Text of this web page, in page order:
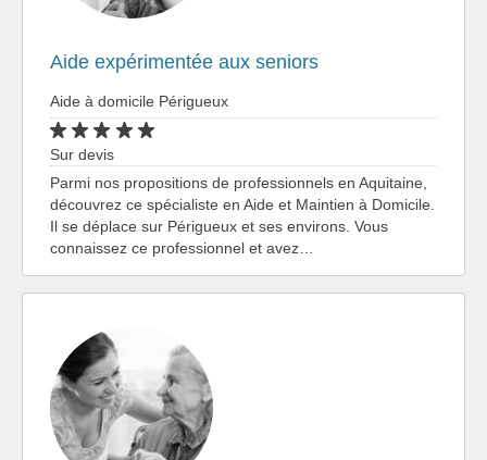
Aide expérimentée aux seniors
Aide à domicile Périgueux
Sur devis
Parmi nos propositions de professionnels en Aquitaine,
découvrez ce spécialiste en Aide et Maintien à Domicile.
Il se déplace sur Périgueux et ses environs. Vous
connaissez ce professionnel et avez…